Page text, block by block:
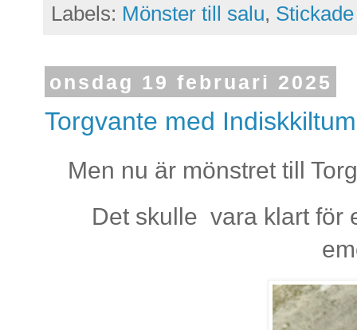
Labels: Mönster till salu,
onsdag 19 februari 2025
Torgvante med
Men nu är mönstret till
Det skulle vara klart för